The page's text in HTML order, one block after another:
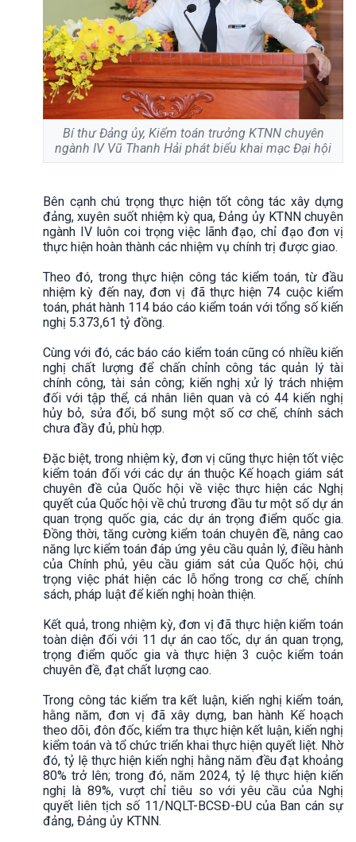
Bí thư Đảng ủy, Kiểm toán trưởng KTNN chuyên
ngành IV Vũ Thanh Hải phát biểu khai mạc Đại hội
Bên cạnh chú trọng thực hiện tốt công tác xây dựng
đảng, xuyên suốt nhiệm kỳ qua, Đảng ủy KTNN chuyên
ngành IV luôn coi trọng việc lãnh đạo, chỉ đạo đơn vị
thực hiện hoàn thành các nhiệm vụ chính trị được giao.
Theo đó, trong thực hiện công tác kiểm toán, từ đầu
nhiệm kỳ đến nay, đơn vị đã thực hiện 74 cuộc kiểm
toán, phát hành 114 báo cáo kiểm toán với tổng số kiến
nghị 5.373,61 tỷ đồng.
Cùng với đó, các báo cáo kiểm toán cũng có nhiều kiến
nghị chất lượng để chấn chỉnh công tác quản lý tài
chính công, tài sản công; kiến nghị xử lý trách nhiệm
đối với tập thể, cá nhân liên quan và có 44 kiến nghị
hủy bỏ, sửa đổi, bổ sung một số cơ chế, chính sách
chưa đầy đủ, phù hợp.
Đặc biệt, trong nhiệm kỳ, đơn vị cũng thực hiện tốt việc
kiểm toán đối với các dự án thuộc Kế hoạch giám sát
chuyên đề của Quốc hội về việc thực hiện các Nghị
quyết của Quốc hội về chủ trương đầu tư một số dự án
quan trọng quốc gia, các dự án trọng điểm quốc gia.
Đồng thời, tăng cường kiểm toán chuyên đề, nâng cao
năng lực kiểm toán đáp ứng yêu cầu quản lý, điều hành
của Chính phủ, yêu cầu giám sát của Quốc hội, chú
trọng việc phát hiện các lỗ hổng trong cơ chế, chính
sách, pháp luật để kiến nghị hoàn thiện.
Kết quả, trong nhiệm kỳ, đơn vị đã thực hiện kiểm toán
toàn diện đối với 11 dự án cao tốc, dự án quan trọng,
trọng điểm quốc gia và thực hiện 3 cuộc kiểm toán
chuyên đề, đạt chất lượng cao.
Trong công tác kiểm tra kết luận, kiến nghị kiểm toán,
hằng năm, đơn vị đã xây dựng, ban hành Kế hoạch
theo dõi, đôn đốc, kiểm tra thực hiện kết luận, kiến nghị
kiểm toán và tổ chức triển khai thực hiện quyết liệt. Nhờ
đó, tỷ lệ thực hiện kiến nghị hằng năm đều đạt khoảng
80% trở lên; trong đó, năm 2024, tỷ lệ thực hiện kiến
nghị là 89%, vượt chỉ tiêu so với yêu cầu của Nghị
quyết liên tịch số 11/NQLT-BCSĐ-ĐU của Ban cán sự
đảng, Đảng ủy KTNN.